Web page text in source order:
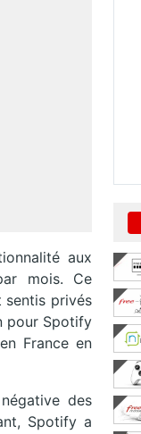
aux
mois. Ce
sentis privés
pour Spotify
France en
des
Spotify a